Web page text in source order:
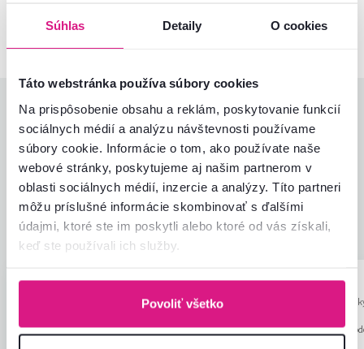
Súhlas Detaily O cookies
Táto webstránka používa súbory cookies
Na prispôsobenie obsahu a reklám, poskytovanie funkcií
sociálnych médií a analýzu návštevnosti používame
súbory cookie. Informácie o tom, ako používate naše
webové stránky, poskytujeme aj našim partnerom v
oblasti sociálnych médií, inzercie a analýzy. Títo partneri
môžu príslušné informácie skombinovať s ďalšími
údajmi, ktoré ste im poskytli alebo ktoré od vás získali,
keď ste používali ich služby.
Povoliť všetko
Hodnotenia produktu
4,3
4recenzie
Jednoduchosť montáže
5,0
Kvalita výrobku
4,0
Zodpovedá očakávaniam
4,0
Zabalenie výrobku
5,0
Pomer hodnoty a ceny
4,0
Helena R.
30.5.2026, Porúbka,
Recenzia pre rovnaký model, avšak v inom
Milan S.
24.6.2026,
Recenzia pre rovnaký